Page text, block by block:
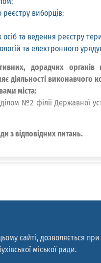
реєстру виборців;
осіб та ведення реєстру
та електронного
дорадчих органів
діяльності виконавчого
міста:
№2 філії Державної
з відповідних питань.
сайті, дозволяється
міської ради.